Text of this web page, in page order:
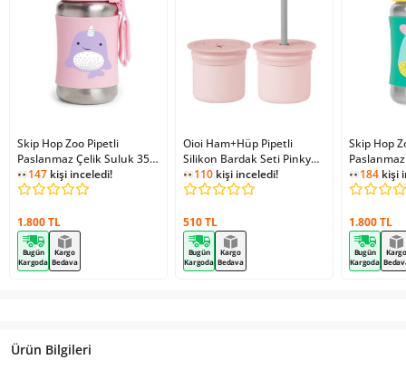
Skip Hop Zoo Pipetli
Paslanmaz Çelik Suluk 350
Ml Narwhal
147 kişi inceledi!
1.800 TL
Bugün
Kargoda
Kargo
Bedava
Oioi Ham+Hüp Pipetli
Silikon Bardak Seti Pinky
Pink / Powder Grey
110 kişi inceledi!
510 TL
Bugün
Kargoda
Kargo
Bedava
Skip Hop
Ml Unicorn
184 kişi
1.800 TL
Bugün
Kargoda
Kargo
Ürün Bilgileri